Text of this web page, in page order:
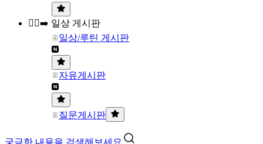
🏃‍♀️‍➡️ 일상 게시판
일상/루틴 게시판
자유게시판
질문게시판
궁금한 내용을 검색해보세요